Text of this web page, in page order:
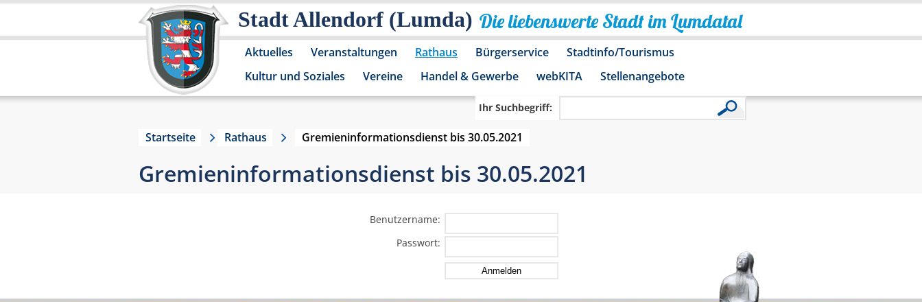
Stadt Allendorf (Lumda) Die liebenswerte Stadt im Lumdatal
Aktuelles Veranstaltungen Rathaus Bürgerservice
Stadtinfo/Tourismus
Kultur und Soziales
Vereine Handel & Gewerbe webKITA Stellenangebote
Ihr Suchbegriff:
Startseite Rathaus Gremieninformationsdienst bis 30.05.2021
Gremieninformationsdienst bis 30.05.2021
Benutzername:
Passwort: